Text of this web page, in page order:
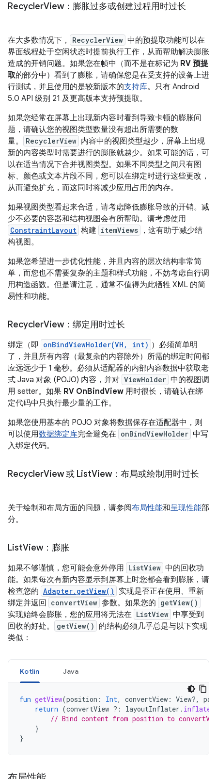
RecyclerView：膨胀过多或创建过程用时过长
在大多数情况下， RecyclerView 中的预提取功能可以在
界面线程处于空闲状态时提前执行工作，从而帮助解决膨胀
造成的开销问题。如果您在帧中（而不是在标记为 RV 预提
取的部分中）看到了膨胀，请确保您是在受支持的设备上进
行测试，并且使用的是较新版本的支持库。只有 Android
5.0 API 级别 21 及更高版本支持预提取。
如果您经常在屏幕上出现新内容时看到导致卡顿的膨胀问
题，请确认您的视图类型数量没有超出所需要的数
量。
RecyclerView 内容中的视图类型越少，屏幕上出现
新的内容类型时需要进行的膨胀就越少。如果可能的话，可
以在适当情况下合并视图类型。如果不同类型之间只有图
标、颜色或文本片段不同，您可以在绑定时进行这些更改，
从而避免扩充，而这同时将减少应用占用的内存。
如果视图类型看起来合适，请考虑降低膨胀导致的开销。减
少不必要的容器和结构视图会有所帮助。请考虑使用
ConstraintLayout 构建 itemViews
，这有助于减少结
构视图。
如果您希望进一步优化性能，并且内容的层次结构非常简
单，而您也不需要复杂的主题和样式功能，不妨考虑自行调
用构造函数。但是请注意，通常不值得为此牺牲 XML 的简
易性和功能。
RecyclerView：绑定用时过长
绑定（即 onBindViewHolder(VH, int) ）必须简单明
了，并且所有内容（最复杂的内容除外）所需的绑定时间都
应远远少于 1 毫秒。必须从适配器的内部内容数据中获取老
式 Java 对象 (POJO) 内容，并对 ViewHolder 中的视图调
用 setter。如果 RV OnBindView 用时很长，请确认在绑
定代码中只执行最少量的工作。
如果您使用基本的 POJO 对象将数据保存在适配器中，则
可以使用数据绑定库完全避免在 onBindViewHolder 中写
入绑定代码。
RecyclerView 或 ListView：布局或绘制用时过长
关于绘制和布局方面的问题，请参阅布局性能和呈现性能部
分。
ListView：膨胀
如果不够谨慎，您可能会意外停用 ListView 中的回收功
能。如果每次有新内容显示到屏幕上时您都会看到膨胀，请
检查您的 Adapter.getView()
实现是否正在使用、重新
绑定并返回
convertView 参数。如果您的 getView()
实现始终会膨胀，您的应用将无法在 ListView 中享受到
回收的好处。
getView()
的结构必须几乎总是与以下实现
类似：
Kotlin Java
fun getView(position : Int, convertView : View?,
return (convertView ?: layoutInflater . inflate
// Bind content from position to
}
}